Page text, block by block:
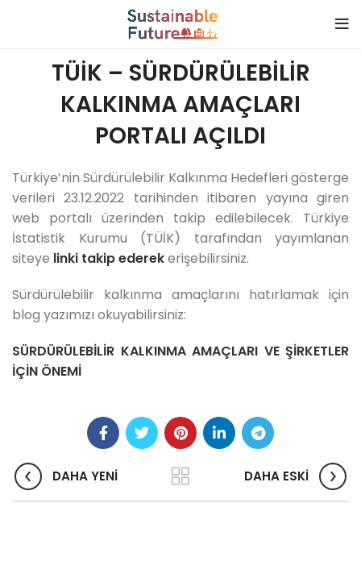
TÜİK – SÜRDÜRÜLEBİLİR
KALKINMA AMAÇLARI
PORTALI AÇILDI
Türkiye’nin Sürdürülebilir Kalkınma Hedefleri gösterge
verileri 23.12.2022 tarihinden itibaren yayına giren
web portalı üzerinden takip edilebilecek. Türkiye
İstatistik Kurumu (TÜİK) tarafından yayımlanan
siteye linki takip ederekerişebilirsiniz.
Sürdürülebilir kalkınma amaçlarını hatırlamak için
blog yazımızı okuyabilirsiniz:
SÜRDÜRÜLEBİLİR KALKINMA AMAÇLARI VE ŞİRKETLER
İÇİN ÖNEMİ
DAHA YENİ DAHA ESKİ